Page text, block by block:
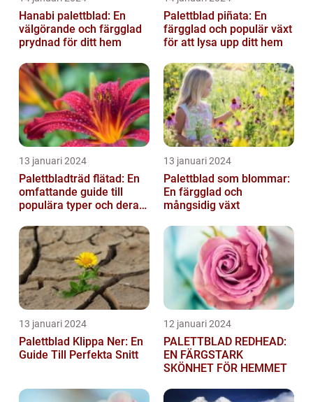
Hanabi palettblad: En
välgörande och färgglad
prydnad för ditt hem
Palettblad piñata: En
färgglad och populär växt
för att lysa upp ditt hem
13 januari 2024
Palettbladträd flätad: En
omfattande guide till
populära typer och deras
13 januari 2024
Palettblad som blommar:
En färgglad och
mångsidig växt
13 januari 2024
Palettblad Klippa Ner: En
Guide Till Perfekta Snitt
12 januari 2024
PALETTBLAD REDHEAD:
EN FÄRGSTARK
SKÖNHET FÖR HEMMET